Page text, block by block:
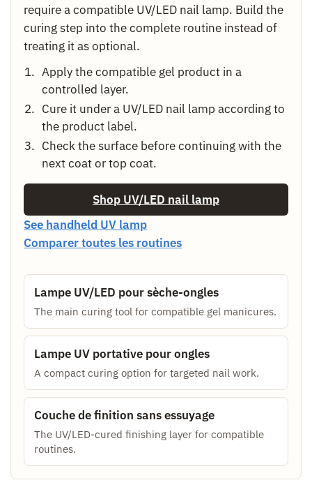
require a compatible UV/LED nail lamp. Build the
curing step into the complete routine instead of
treating it as optional.
Apply the compatible gel product in a
controlled layer.
Cure it under a UV/LED nail lamp according to
the product label.
Check the surface before continuing with the
next coat or top coat.
Shop UV/LED nail lamp
See handheld UV lamp
Comparer toutes les routines
Lampe UV/LED pour sèche-ongles
The main curing tool for compatible gel manicures.
Lampe UV portative pour ongles
A compact curing option for targeted nail work.
Couche de finition sans essuyage
The UV/LED-cured finishing layer for compatible
routines.